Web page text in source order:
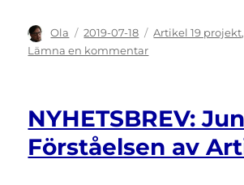
Författare
Ola
Publicerat
den
2019-07-18 Kategorier
Artikel 19 projekt,
Lämna en kommentartill
–
ser
NYHETSBREV:
Förståelsen av